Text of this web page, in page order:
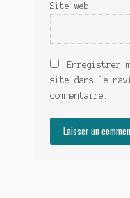
Site web
Enregistrer
site dans le
commentaire.